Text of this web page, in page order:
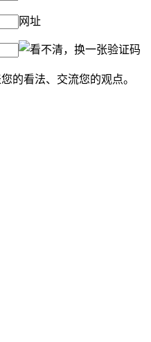
网址
验证码
的看法、交流您的观点。